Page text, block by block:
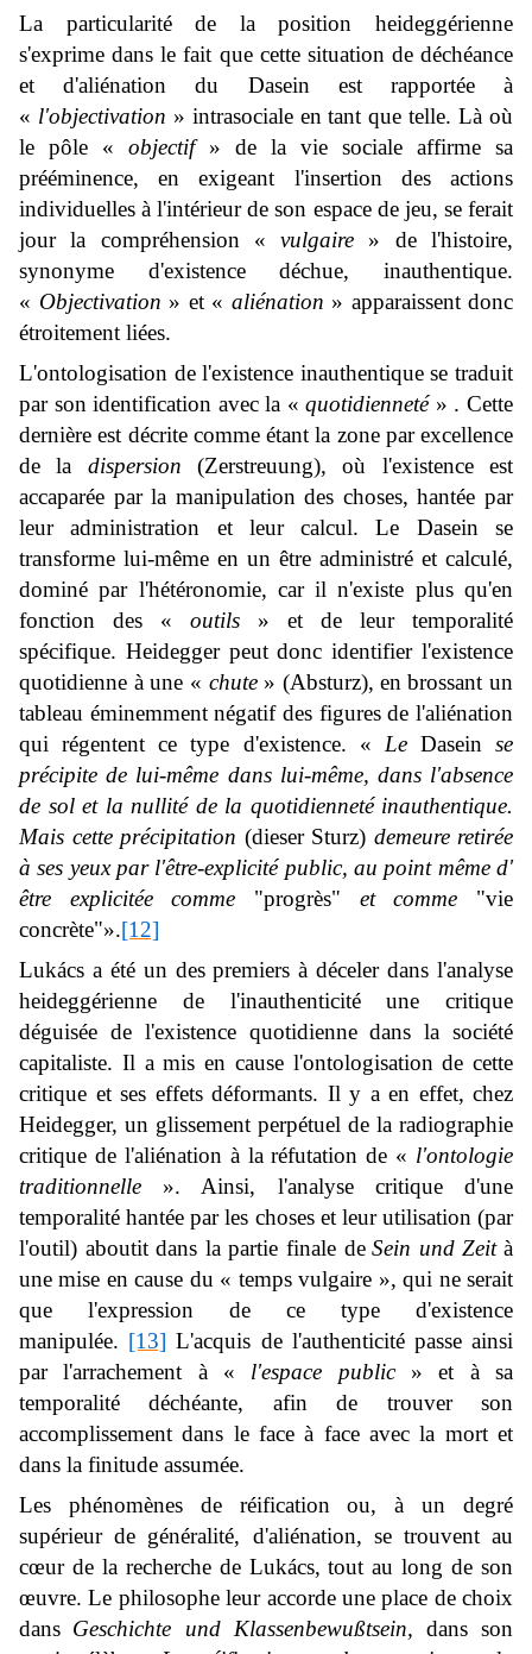
La particularité de la position heideggérienne
s'exprime dans le fait que cette situation de déchéance
et d'aliénation du Dasein est rapportée à
« l'objectivation » intrasociale en tant que telle. Là où
le pôle « objectif » de la vie sociale affirme sa
prééminence, en exigeant l'insertion des actions
individuelles à l'intérieur de son espace de jeu, se ferait
jour la compréhension «vulgaire » de l'histoire,
synonyme d'existence déchue, inauthentique.
« Objectivation » et « aliénation » apparaissent donc
étroitement liées.
L'ontologisation de l'existence inauthentique se traduit
par son identification avec la «quotidienneté » . Cette
dernière est décrite comme étant la zone par excellence
de la dispersion (Zerstreuung), où l'existence est
accaparée par la manipulation des choses, hantée par
leur administration et leur calcul. Le Dasein se
transforme lui-même en un être administré et calculé,
dominé par l'hétéronomie, car il n'existe plus qu'en
fonction des « outils » et de leur temporalité
spécifique. Heidegger peut donc identifier l'existence
quotidienne à une « chute » (Absturz), en brossant un
tableau éminemment négatif des figures de l'aliénation
qui régentent ce type d'existence. « LeDasein se
précipite de lui-même dans lui-même, dans l'absence
de sol et la nullité de la quotidienneté inauthentique.
Mais cette précipitation (dieser Sturz) demeure retirée
à ses yeux par l'être-explicité public, au point même d'
être explicitée comme "progrès" et comme "vie
concrète"».[12]
Lukács a été un des premiers à déceler dans l'analyse
heideggérienne de l'inauthenticité une critique
déguisée de l'existence quotidienne dans la société
capitaliste. Il a mis en cause l'ontologisation de cette
critique et ses effets déformants. Il y a en effet, chez
Heidegger, un glissement perpétuel de la radiographie
critique de l'aliénation à la réfutation de « l'ontologie
traditionnelle ». Ainsi, l'analyse critique d'une
temporalité hantée par les choses et leur utilisation (par
l'outil) aboutit dans la partie finale de Sein und Zeit à
une mise en cause du « temps vulgaire », qui ne serait
que l'expression de ce type d'existence
manipulée. [13] L'acquis de l'authenticité passe ainsi
par l'arrachement à « l'espace public» et à sa
temporalité déchéante, afin de trouver son
accomplissement dans le face à face avec la mort et
dans la finitude assumée.
Les phénomènes de réification ou, à un degré
supérieur de généralité, d'aliénation, se trouvent au
cœur de la recherche de Lukács, tout au long de son
œuvre. Le philosophe leur accorde une place de choix
dans Geschichte und Klassenbewußtsein, dans son